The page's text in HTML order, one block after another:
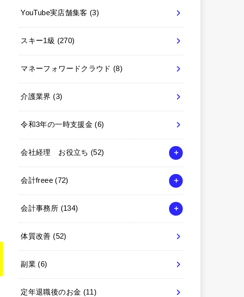
YouTube実店舗集客 (3)
スキー1級 (270)
マネーフォワードクラウド (8)
介護業界 (3)
令和3年の一時支援金 (6)
会社経理 お役立ち (52)
会計freee (72)
会計事務所 (134)
体質改善 (52)
副業 (6)
定年退職後のお金 (11)